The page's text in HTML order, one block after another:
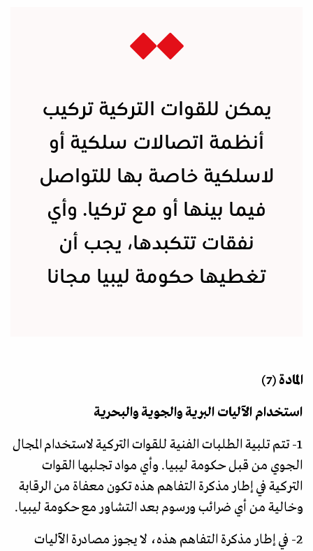
يمكن للقوات التركية تركيب
أنظمة اتصالات سلكية أو
لاسلكية خاصة بها للتواصل
فيما بينها أو مع تركيا. وأي
نفقات تتكبدها، يجب أن
تغطيها حكومة ليبيا مجانا
المادة (7)
استخدام الآليات البرية والجوية والبحرية
1- تتم تلبية الطلبات الفنية للقوات التركية لاستخدام المجال
الجوي من قبل حكومة ليبيا. وأي مواد تجلبها القوات
التركية في إطار مذكرة التفاهم هذه تكون معفاة من الرقابة
وخالية من أي ضرائب ورسوم بعد التشاور مع حكومة ليبيا.
2- في إطار مذكرة التفاهم هذه، لا يجوز مصادرة الآليات